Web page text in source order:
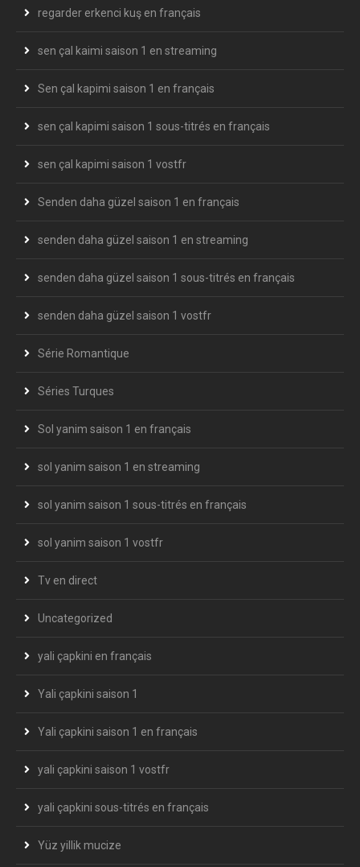
regarder erkenci kuş en français
sen çal kaimi saison 1 en streaming
Sen çal kapimi saison 1 en français
sen çal kapimi saison 1 sous-titrés en français
sen çal kapimi saison 1 vostfr
Senden daha güzel saison 1 en français
senden daha güzel saison 1 en streaming
senden daha güzel saison 1 sous-titrés en français
senden daha güzel saison 1 vostfr
Série Romantique
Séries Turques
Sol yanim saison 1 en français
sol yanim saison 1 en streaming
sol yanim saison 1 sous-titrés en français
sol yanim saison 1 vostfr
Tv en direct
Uncategorized
yali çapkini en français
Yali çapkini saison 1
Yali çapkini saison 1 en français
yali çapkini saison 1 vostfr
yali çapkini sous-titrés en français
Yüz yillik mucize